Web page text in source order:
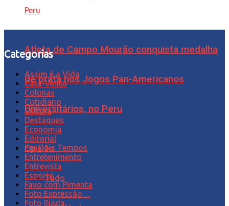
Atleta de Campo Mourão conquista medalha
de prata nos Jogos Pan-Americanos
Universitários, no Peru
Opinião
Tudo
Categorias
Assim é a Vida
Cata-Vento
Colunas
Cotidiano
Cultura
Destaques
Economia
Editorial
Em Dois Tempos
Entretenimento
Entrevista
Esporte
Favo com Pimenta
Foto Expressão…
Foto Piada